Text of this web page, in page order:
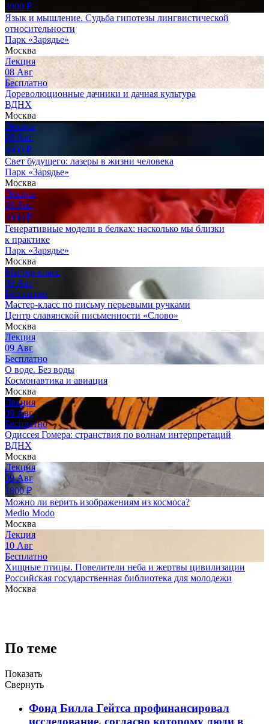
3000 ₽
Язык и мышление. Судьба гипотезы лингвистической
относительности
Парк «Зарядье»
Москва
Лекция
08 Авг
Бесплатно
Дореволюционные дачники и дачная культура
ВДНХ
Москва
Лекция
08 Авг
3000 ₽
Свет будущего: лазеры в жизни человека
Парк «Зарядье»
Москва
Лекция
08 Авг
3000 ₽
Генеративные модели в белках: насколько мы близки
к практике
Парк «Зарядье»
Москва
Мастер-класс
09 Авг
Бесплатно
Мастер-класс по письму перьевыми ручками
Центр славянской письменности «Слово»
Москва
Лекция
09 Авг
Бесплатно
О воде. Без воды
Космонавтика и авиация
Москва
Лекция
09 Авг
Бесплатно
Одиссея Гомера: странствия по волнам интерпретаций
ВДНХ
Москва
Лекция
09 Авг
1800₽
Можно ли верить изображениям из космоса?
Medio Modo
Москва
Лекция
10 Авг
Бесплатно
Хищные птицы. Повелители неба и жертвы цивилизации
Российская государственная библиотека для молодежи
Москва
По теме
Показать
Свернуть
Фонд Билла Гейтса профинансировал
исследование, согласно которому люди в